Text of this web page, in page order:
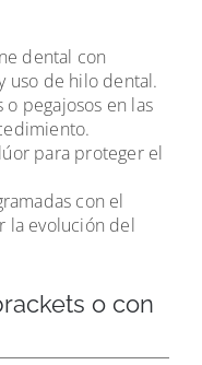
dental con
uso de hilo dental.
pegajosos en las
para proteger el
con el
la evolución del
o con